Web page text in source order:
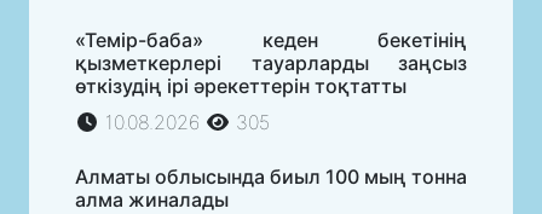
«Темір-баба» кеден бекетінің
қызметкерлері тауарларды заңсыз
өткізудің ірі әрекеттерін тоқтатты
10.08.2026
305
Алматы облысында биыл 100 мың тонна
алма жиналады